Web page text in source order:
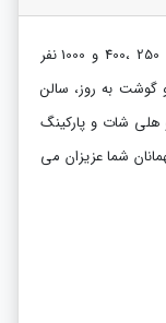
با 3 سالن مجزا به ظرفیت 250 ،400 و 1000 نفر
گوشت به روز، سالن
کرین و هلی شات و پارکینگ
از میهمانان شما عزیزان می